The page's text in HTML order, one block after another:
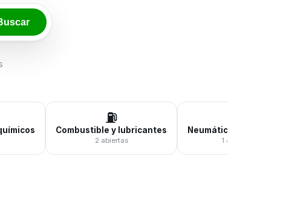
⛽
Combustible y lubricantes
2 abiertas
Neumáticos y baterías
1 abierta